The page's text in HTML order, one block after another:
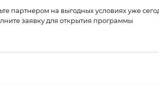
партнером на выгодных условиях уже
заявку для открытия программы